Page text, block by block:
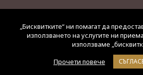
„Бисквитките“ ни помагат да
използването на услугите ни
използваме
Прочети повече